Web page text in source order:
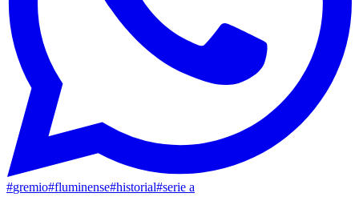
#gremio#fluminense#historial#serie a